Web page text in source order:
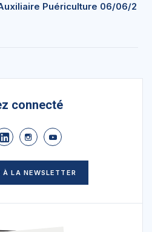
Puériculture 06/06/2
connecté
À LA NEWSLETTER